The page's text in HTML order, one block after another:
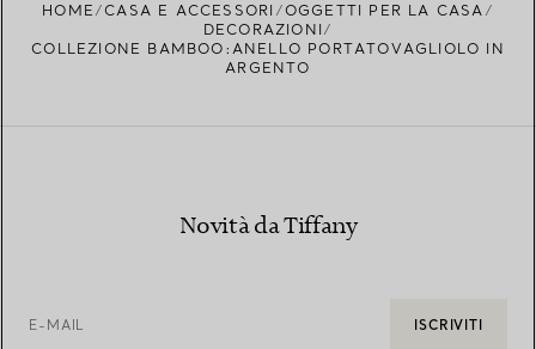
HOME CASA E ACCESSORI
OGGETTI PER LA CASA
DECORAZIONI
COLLEZIONE BAMBOO:ANELLO PORTATOVAGLIOLO IN
ARGENTO
Novità da Tiffany
E-MAIL ISCRIVITI